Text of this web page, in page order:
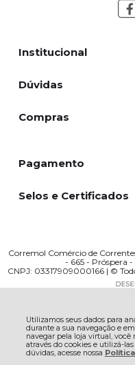
Utilizamos seus dados para
durante a sua navegação e
navegar pela loja virtual, você
através do cookies e utilizá-
dúvidas, acesse nossa
Institucional
Dúvidas
Compras
Pagamento
Selos e Certificados
Corremol Comércio de
- 665 - Próspera
CNPJ: 03317909000166 | ©